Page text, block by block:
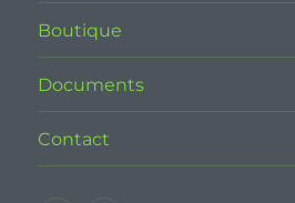
Boutique
Documents
Contact